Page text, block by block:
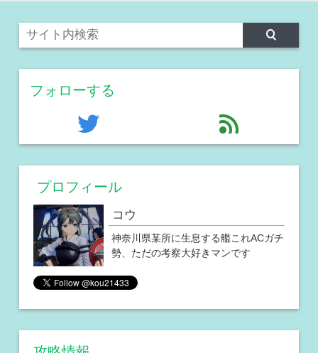
フォローする
twitter feed
プロフィール
コウ
神奈川県某所に生息する艦これACガチ
勢、ただの考察大好きマンです